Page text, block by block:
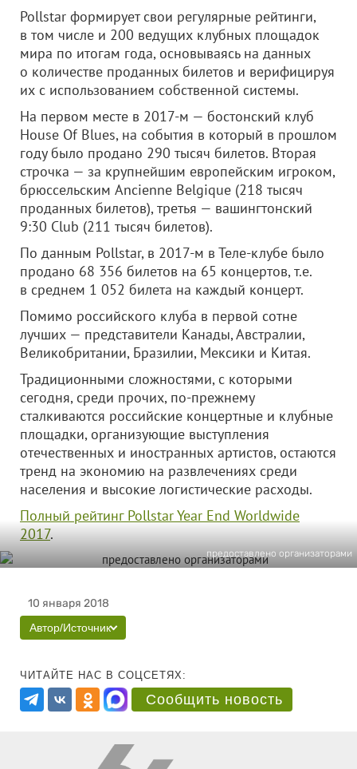
Pollstar формирует свои регулярные рейтинги,
в том числе и 200 ведущих клубных площадок
мира по итогам года, основываясь на данных
о количестве проданных билетов и верифицируя
их с использованием собственной системы.
На первом месте в 2017-м — бостонский клуб
House Of Blues, на события в который в прошлом
году было продано 290 тысяч билетов. Вторая
строчка — за крупнейшим европейским игроком,
брюссельским Ancienne Belgique (218 тысяч
проданных билетов), третья — вашингтонский
9:30 Club (211 тысяч билетов).
По данным Pollstar, в 2017-м в Теле-клубе было
продано 68 356 билетов на 65 концертов, т.е.
в среднем 1 052 билета на каждый концерт.
Помимо российского клуба в первой сотне
лучших — представители Канады, Австралии,
Великобритании, Бразилии, Мексики и Китая.
Традиционными сложностями, с которыми
сегодня, среди прочих, по-прежнему
сталкиваются российские концертные и клубные
площадки, организующие выступления
отечественных и иностранных артистов, остаются
тренд на экономию на развлечениях среди
населения и высокие логистические расходы.
Полный рейтинг Pollstar Year End Worldwide
2017.
предоставлено организаторами
10 января 2018
Автор/Источник
ЧИТАЙТЕ НАС В СОЦСЕТЯХ:
Сообщить новость